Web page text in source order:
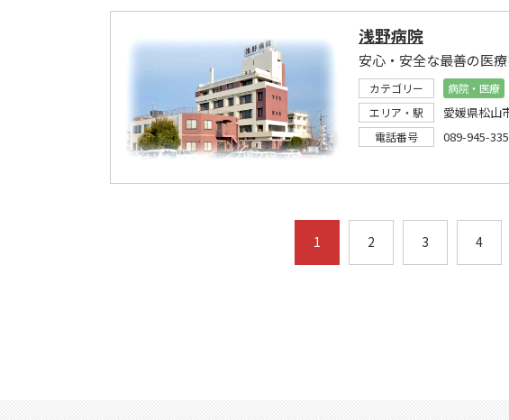
浅野病院
安心・安全な最善の医
カテゴリー 病院・医療
エリア・駅
愛媛県松山
電話番号 089-945-
1 2 3 4